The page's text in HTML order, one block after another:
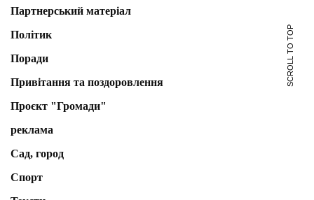
Партнерський матеріал
Політик
Поради
Привітання та поздоровлення
Проєкт "Громади"
реклама
Сад, город
Спорт
SCROLL TO TOP